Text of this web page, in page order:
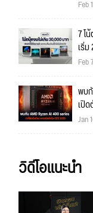
Feb
7 โ
เริ่
พบ
เปิ
Jan
วิดีโอแนะนำ